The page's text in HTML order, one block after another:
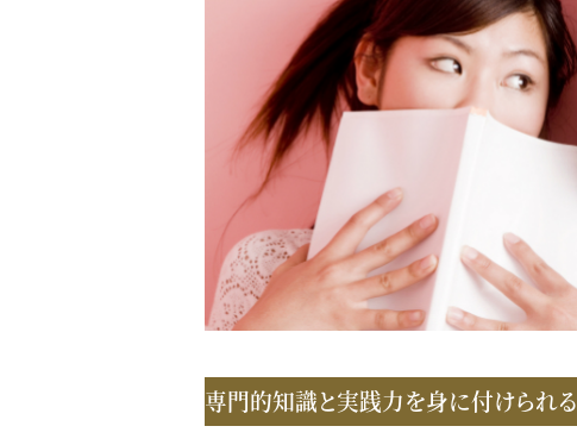
専門的知識と実践力を身に付けられる